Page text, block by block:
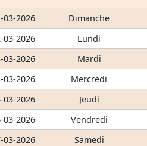
03-2026
Dimanche
03-2026
Lundi
03-2026
Mardi
03-2026
Mercredi
03-2026
Jeudi
03-2026
Vendredi
03-2026
Samedi